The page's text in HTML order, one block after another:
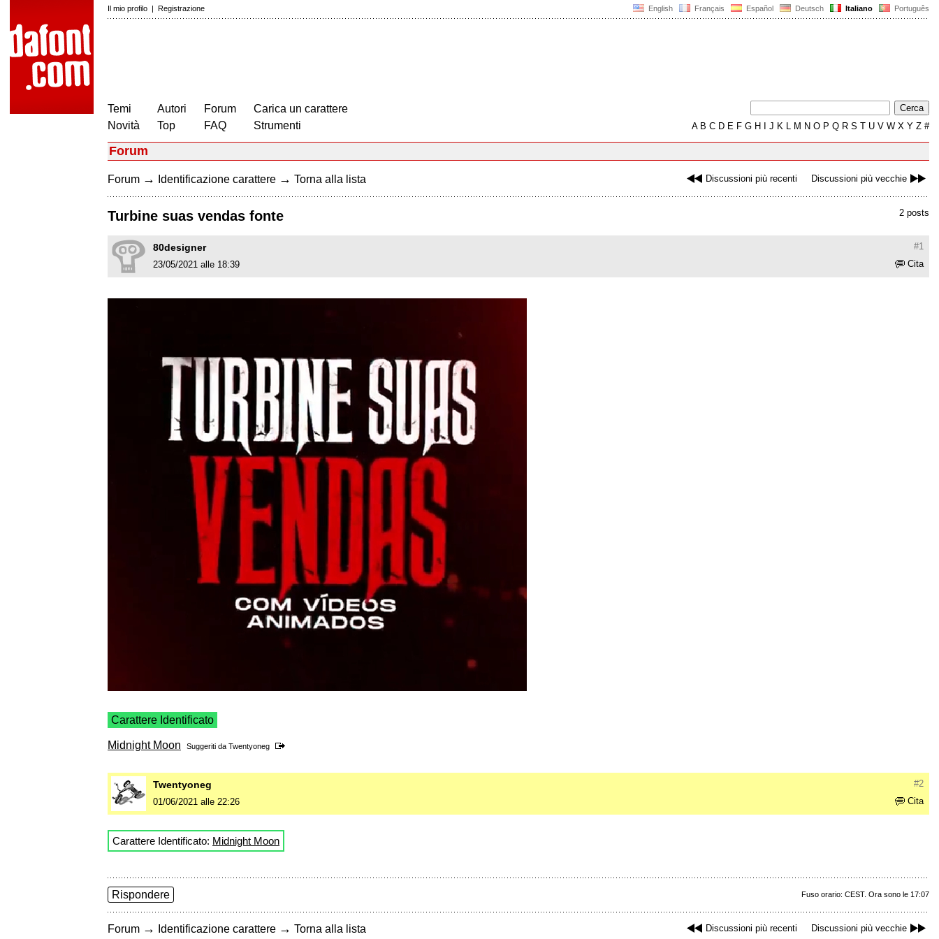
English Français Español Deutsch Italiano Português
Il mio profilo | Registrazione
Temi
Novità
Autori
Top
Forum
FAQ
Carica un carattere
Strumenti
AB C D E F G H J K L M N O P Q R S T U V W X Y Z #
Forum
Discussioni più recenti Discussioni più vecchie
Forum → Identificazione carattere → Torna alla lista
2 posts
Turbine suas vendas fonte
#1
80designer
Cita
23/05/2021 alle 18:39
Carattere Identificato
Midnight Moon Suggeriti da Twentyoneg
#2
Twentyoneg
Cita
01/06/2021 alle 22:26
Carattere Identificato: Midnight Moon
Fuso orario: CEST. Ora sono le 17:07
Rispondere
Discussioni più recenti Discussioni più vecchie
Forum → Identificazione carattere → Torna alla lista